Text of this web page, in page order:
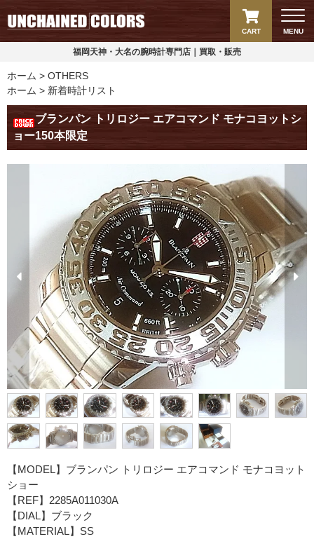
MENU
CART
福岡天神・大名の腕時計専門店｜買取・販売
ホーム
OTHERS
ホーム
新着時計リスト
ブランパン トリロジー エアコマンド モナコヨットシ
ョー150本限定
【MODEL】ブランパン トリロジー エアコマンド モナコヨット
ショー
【REF】2285A011030A
【DIAL】ブラック
【MATERIAL】SS